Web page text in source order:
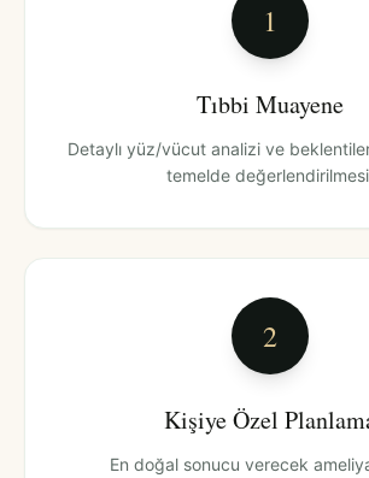
1
Tıbbi Muayene
Detaylı yüz/vücut analizi ve
temelde
2
Kişiye Özel
En doğal sonucu verecek